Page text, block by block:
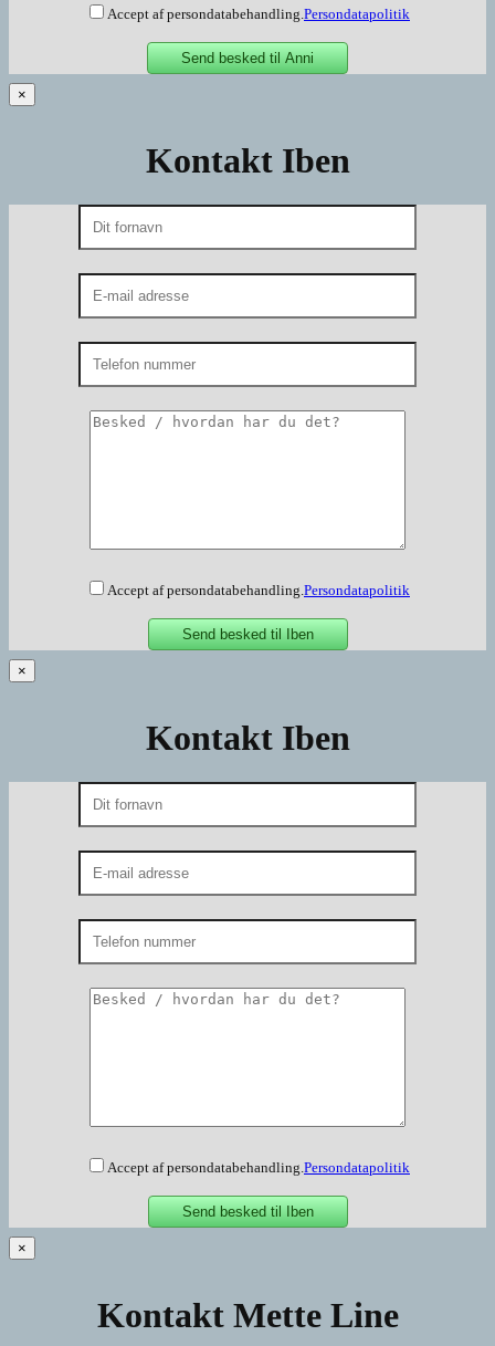
Accept af persondatabehandling. Persondatapolitik
×
Kontakt Iben
Accept af persondatabehandling.Persondatapolitik
×
Kontakt Iben
Accept af persondatabehandling.Persondatapolitik
×
Kontakt Mette Line